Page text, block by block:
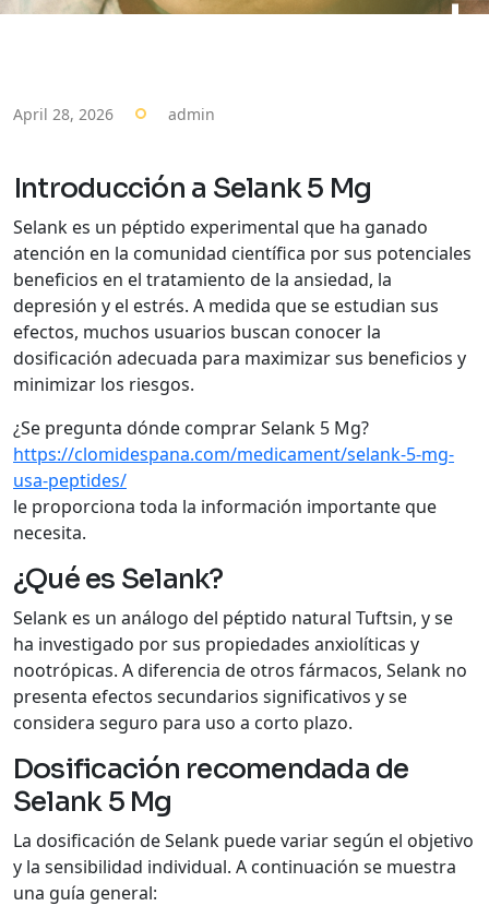
April 28, 2026 admin
Introducción a Selank 5 Mg
Selank es un péptido experimental que ha ganado
atención en la comunidad científica por sus potenciales
beneficios en el tratamiento de la ansiedad, la
depresión y el estrés. A medida que se estudian sus
efectos, muchos usuarios buscan conocer la
dosificación adecuada para maximizar sus beneficios y
minimizar los riesgos.
¿Se pregunta dónde comprar Selank 5 Mg?
https://clomidespana.com/medicament/selank-5-mg-
usa-peptides/
le proporciona toda la información importante que
necesita.
¿Qué es Selank?
Selank es un análogo del péptido natural Tuftsin, y se
ha investigado por sus propiedades anxiolíticas y
nootrópicas. A diferencia de otros fármacos, Selank no
presenta efectos secundarios significativos y se
considera seguro para uso a corto plazo.
Dosificación recomendada de
Selank 5 Mg
La dosificación de Selank puede variar según el objetivo
y la sensibilidad individual. A continuación se muestra
una guía general: